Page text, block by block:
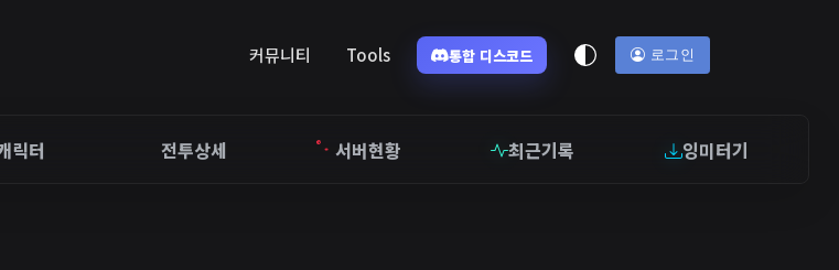
커뮤니티 Tools 통합 디스코드 로그인
릭터 전투상세 서버현황 최근기록 잉미터기